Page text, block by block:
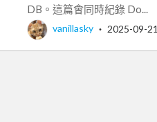
DB。這篇會同時紀錄 Do...
vanillasky ‧ 2025-09-21